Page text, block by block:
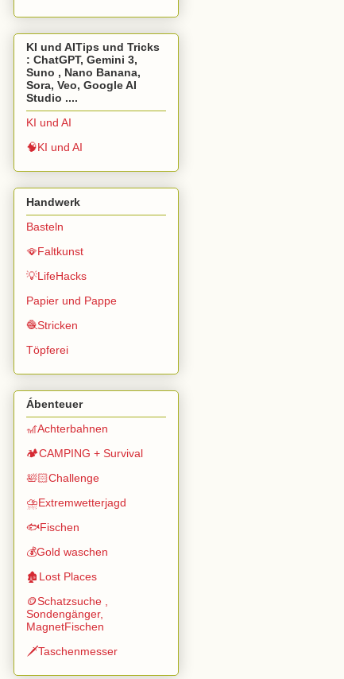
KI und AITips und Tricks
: ChatGPT, Gemini 3,
Suno , Nano Banana,
Sora, Veo, Google AI
Studio ....
KI und AI
🧠KI und AI
Handwerk
Basteln
🪭Faltkunst
💡LifeHacks
Papier und Pappe
🧶Stricken
Töpferei
Ábenteuer
🎢Achterbahnen
🏕️CAMPING + Survival
🛀🏻Challenge
⛈️Extremwetterjagd
🐟Fischen
💰Gold waschen
🏚️Lost Places
🪙Schatzsuche ,
Sondengänger,
MagnetFischen
🗡️Taschenmesser